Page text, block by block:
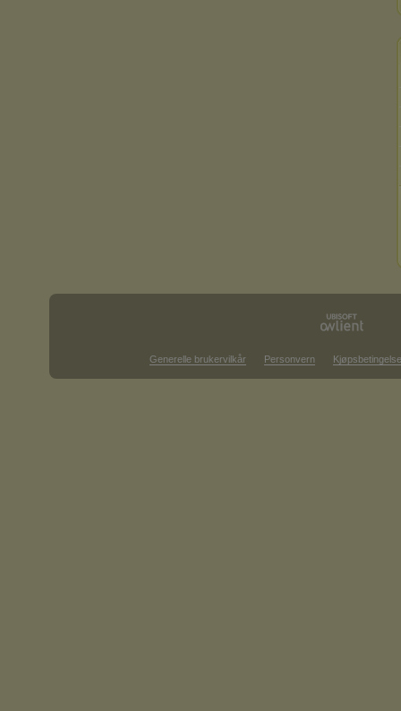
Generelle brukervilkår Personvern